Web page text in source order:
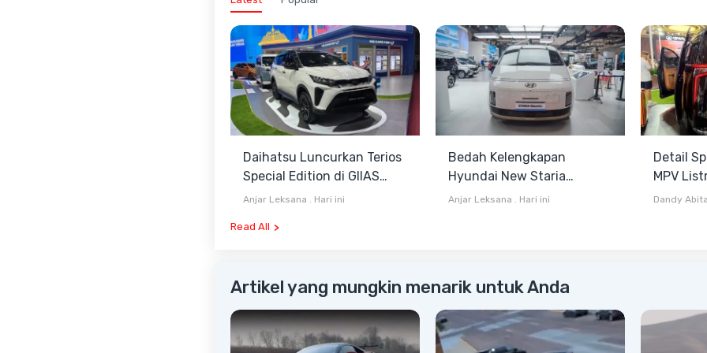
Daihatsu Luncurkan Terios
Special Edition di GIIAS
2026, Stok Terbatas
Anjar Leksana Hari ini
Bedah Kelengkapan
Hyundai New Staria
Electric dan Hybrid yang
Anjar Leksana Hari ini
Detail
MPV
Dilepas
Dandy
Read All
Artikel yang mungkin menarik untuk Anda